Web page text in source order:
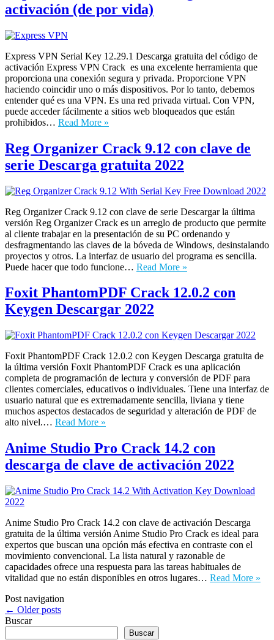
activación (de por vida)
Express VPN Serial Key 12.29.1 Descarga gratuita del código de
activación Express VPN Crack es una excelente herramienta que
proporciona una conexión segura y privada. Proporcione VPN
haciendo coincidir uno o más dispositivos. Por lo tanto, debemos
entender qué es una VPN. Es una red privada virtual. Con VPN,
puede acceder fácilmente a sitios web bloqueados que están
prohibidos… Read More »
Reg Organizer Crack 9.12 con clave de
serie Descarga gratuita 2022
Reg Organizer Crack 9.12 con clave de serie Descargar la última
versión Reg Organizer Crack es un arreglo de producto que permite
al cliente trabajar en la presentación de su PC ordenando y
desfragmentando las claves de la bóveda de Windows, desinstalando
proyectos y otros. La interfaz de usuario del programa es sencilla.
Puede hacer que todo funcione… Read More »
Foxit PhantomPDF Crack 12.0.2 con
Keygen Descargar 2022
Foxit PhantomPDF Crack 12.0.2 con Keygen Descarga gratuita de
la última versión Foxit PhantomPDF Crack es una aplicación
completa de programación de lectura y conversión de PDF para
clientes comerciales, educativos o individuales. Tiene una interfaz de
usuario natural que es extremadamente sencilla, liviana y tiene
muchos aspectos destacados de seguridad y alteración de PDF de
alto nivel.… Read More »
Anime Studio Pro Crack 14.2 con
descarga de clave de activación 2022
Anime Studio Pro Crack 14.2 con clave de activación Descarga
gratuita de la última versión Anime Studio Pro Crack es ideal para
expertos que buscan una opción más efectiva en contraste con el
movimiento convencional. La lista natural y razonable de
capacidades ofrece una respuesta para las tareas habituales de
vitalidad que no están disponibles en otros lugares… Read More »
Post navigation
← Older posts
Buscar
Buscar